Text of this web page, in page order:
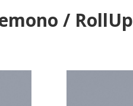
/ RollUp